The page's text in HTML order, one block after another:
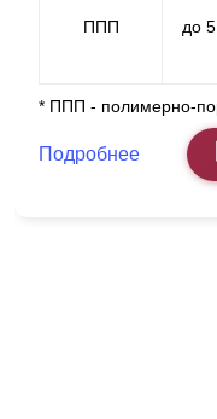
ППП до
* ППП - полимерно-
Подробнее